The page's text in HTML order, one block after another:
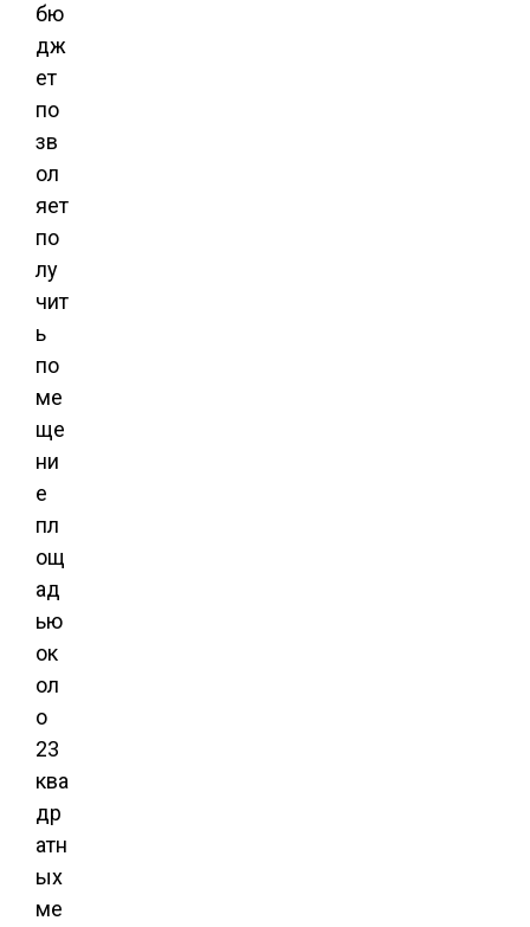
бю
дж
ет
по
зв
ол
яет
по
лу
чит
ь
по
ме
ще
ни
е
пл
ощ
ад
ью
ок
ол
о
23
ква
др
атн
ых
ме